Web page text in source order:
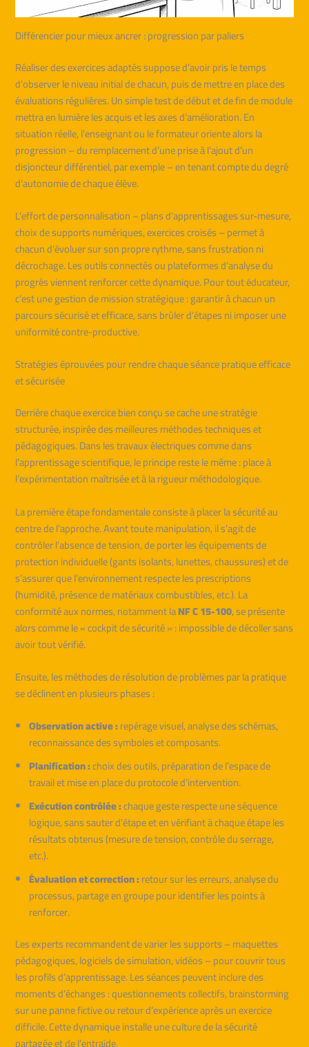
Différencier pour mieux ancrer : progression par paliers
Réaliser des exercices adaptés suppose d’avoir pris le temps
d’observer le niveau initial de chacun, puis de mettre en place des
évaluations régulières. Un simple test de début et de fin de module
mettra en lumière les acquis et les axes d’amélioration. En
situation réelle, l’enseignant ou le formateur oriente alors la
progression – du remplacement d’une prise à l’ajout d’un
disjoncteur différentiel, par exemple – en tenant compte du degré
d’autonomie de chaque élève.
L’effort de personnalisation – plans d’apprentissages sur-mesure,
choix de supports numériques, exercices croisés – permet à
chacun d’évoluer sur son propre rythme, sans frustration ni
décrochage. Les outils connectés ou plateformes d’analyse du
progrès viennent renforcer cette dynamique. Pour tout éducateur,
c’est une gestion de mission stratégique : garantir à chacun un
parcours sécurisé et efficace, sans brûler d’étapes ni imposer une
uniformité contre-productive.
Stratégies éprouvées pour rendre chaque séance pratique efficace
et sécurisée
Derrière chaque exercice bien conçu se cache une stratégie
structurée, inspirée des meilleures méthodes techniques et
pédagogiques. Dans les travaux électriques comme dans
l’apprentissage scientifique, le principe reste le même : place à
l’expérimentation maîtrisée et à la rigueur méthodologique.
La première étape fondamentale consiste à placer la sécurité au
centre de l’approche. Avant toute manipulation, il s’agit de
contrôler l’absence de tension, de porter les équipements de
protection individuelle (gants isolants, lunettes, chaussures) et de
s’assurer que l’environnement respecte les prescriptions
(humidité, présence de matériaux combustibles, etc.). La
conformité aux normes, notamment laNF C 15-100, se présente
alors comme le « cockpit de sécurité » : impossible de décoller sans
avoir tout vérifié.
Ensuite, les méthodes de résolution de problèmes par la pratique
se déclinent en plusieurs phases :
Observation active :repérage visuel, analyse des schémas,
reconnaissance des symboles et composants.
Planification :choix des outils, préparation de l’espace de
travail et mise en place du protocole d’intervention.
Exécution contrôlée :chaque geste respecte une séquence
logique, sans sauter d’étape et en vérifiant à chaque étape les
résultats obtenus (mesure de tension, contrôle du serrage,
etc.).
Évaluation et correction :retour sur les erreurs, analyse du
processus, partage en groupe pour identifier les points à
renforcer.
Les experts recommandent de varier les supports – maquettes
pédagogiques, logiciels de simulation, vidéos – pour couvrir tous
les profils d’apprentissage. Les séances peuvent inclure des
moments d’échanges : questionnements collectifs, brainstorming
sur une panne fictive ou retour d’expérience après un exercice
difficile. Cette dynamique installe une culture de la sécurité